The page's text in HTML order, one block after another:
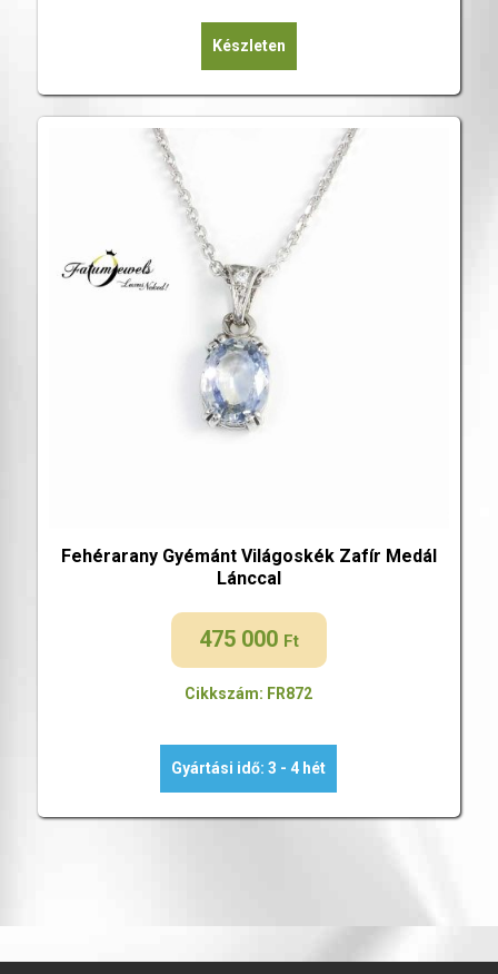
Készleten
Fehérarany Gyémánt Világoskék Zafír Medál
Lánccal
475 000 Ft
Cikkszám: FR872
Gyártási idő: 3 - 4 hét